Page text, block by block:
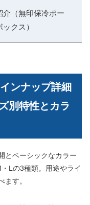
（無印保冷ポー
クス）
ンナップ詳細
別特性とカラ
とベーシックなカラー
Lの3種類。用途やライ
ます。